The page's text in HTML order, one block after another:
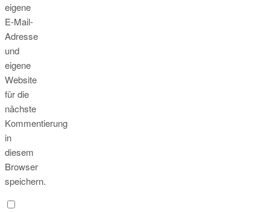
eigene
E-Mail-
Adresse
und
eigene
Website
für die
nächste
Kommentierung
in
diesem
Browser
speichern.